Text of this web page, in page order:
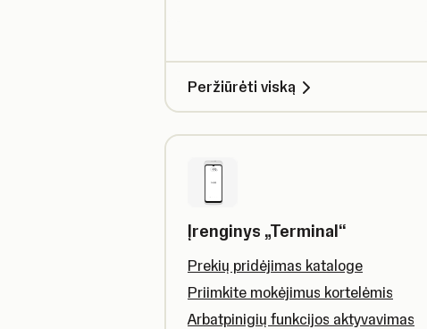
Peržiūrėti viską
Įrenginys „Terminal“
Prekių pridėjimas kataloge
Priimkite mokėjimus kortelėmis
Arbatpinigių funkcijos aktyvavimas